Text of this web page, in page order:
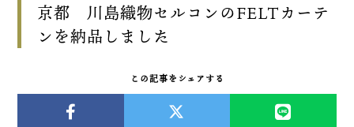
京都 川島織物セルコンのFELTカーテ
ンを納品しました
この記事をシェアする